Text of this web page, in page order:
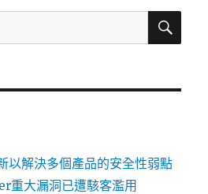
搜
以解決多個產品的安全性弱點
大漏洞已遭駭客濫用